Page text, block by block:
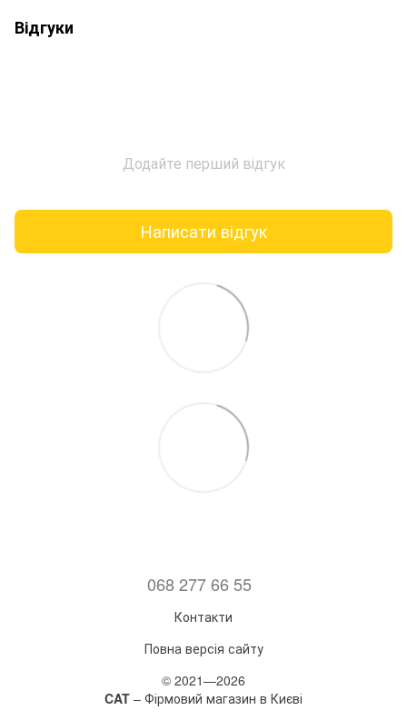
Відгуки
Додайте перший відгук
Написати відгук
068 277 66 55
Контакти
Повна версія сайту
© 2021—2026
CAT – Фірмовий магазин в Києві